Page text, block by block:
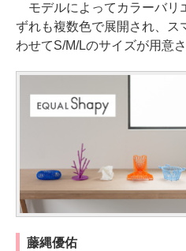
モデルによってカラーバリ
ずれも複数色で展開され、ス
わせてS/M/Lのサイズが用意
藤縄優佑